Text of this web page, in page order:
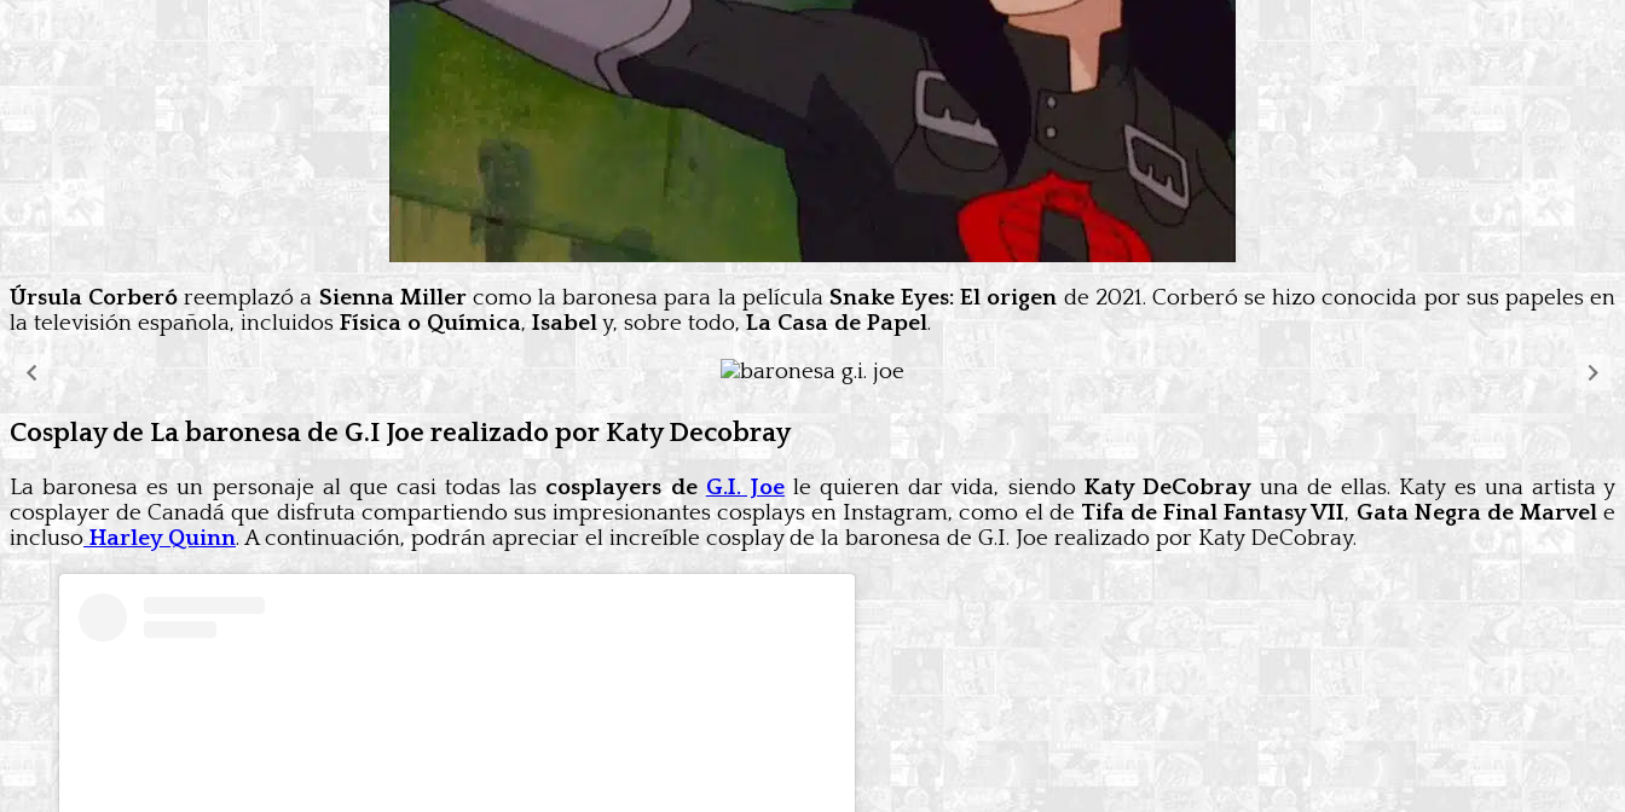
Úrsula Corberó reemplazó aSienna Millercomo la baronesa para la película Snake Eyes: El origen de 2021. Corberó se hizo conocida por sus papeles en
la televisión española, incluidos Física o Química, Isabely, sobre todo, La Casa de Papel.
Cosplay de La baronesa de G.I Joe realizado por Katy Decobray
La baronesa es un personaje al que casi todas las cosplayers de G.I. Joele quieren dar vida, siendo Katy DeCobrayuna de ellas. Katy es una artista y
cosplayer de Canadá que disfruta compartiendo sus impresionantes cosplays en Instagram, como el de Tifa de Final Fantasy VII,Gata Negra de Marvele
incluso Harley Quinn. A continuación, podrán apreciar el increíble cosplay de la baronesa de G.I. Joe realizado por Katy DeCobray.